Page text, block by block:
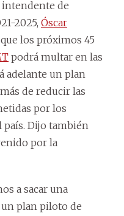
de
2025, Óscar
los próximos 45
podrá multar en las
adelante un plan
de reducir las
por los
país. Dijo también
por la
a sacar una
plan piloto de